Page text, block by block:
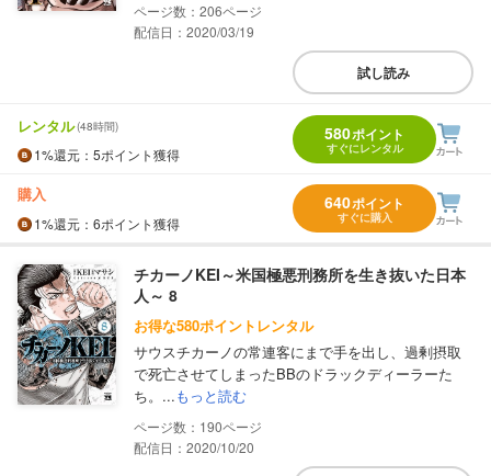
206
配信日：2020/03/19
試し読み
レンタル(48時間)
1%還元 ：5ポイント獲得
580ポイント
すぐにレンタル
購入
1%還元 ：6ポイント獲得
640ポイント
すぐに購入
チカーノKEI～米国極悪刑務所を生き抜いた日本
人～ 8
お得な580ポイントレンタル
サウスチカーノの常連客にまで手を出し、過剰摂取
で死亡させてしまったBBのドラックディーラーた
ち。...もっと読む
190
配信日：2020/10/20